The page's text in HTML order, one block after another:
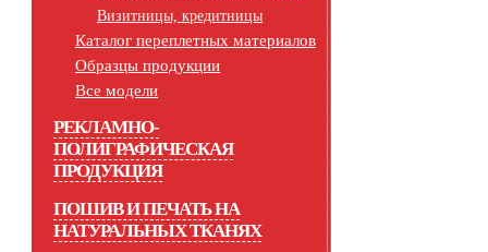
Визитницы, кредитницы
Каталог переплетных материалов
Образцы продукции
Все модели
РЕКЛАМНО-
ПОЛИГРАФИЧЕСКАЯ
ПРОДУКЦИЯ
ПОШИВ И ПЕЧАТЬ НА
НАТУРАЛЬНЫХ ТКАНЯХ